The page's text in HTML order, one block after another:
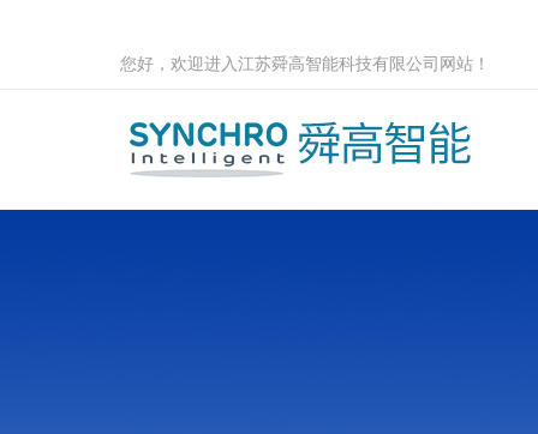
您好，欢迎进入江苏舜高智能科技有限公司网站！